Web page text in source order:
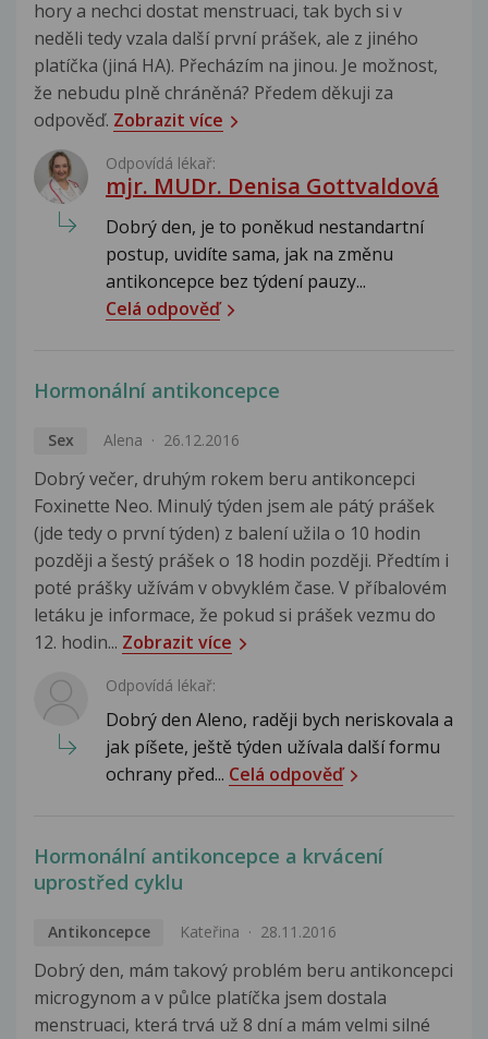
hory a nechci dostat menstruaci, tak bych si v
neděli tedy vzala další první prášek, ale z jiného
platíčka (jiná HA). Přecházím na jinou. Je možnost,
že nebudu plně chráněná? Předem děkuji za
odpověď. Zobrazit více
Odpovídá lékař:
mjr. MUDr. Denisa Gottvaldová
Dobrý den, je to poněkud nestandartní
postup, uvidíte sama, jak na změnu
antikoncepce bez týdení pauzy...
Celá odpověď
Hormonální antikoncepce
Sex Alena 26.12.2016
Dobrý večer, druhým rokem beru antikoncepci
Foxinette Neo. Minulý týden jsem ale pátý prášek
(jde tedy o první týden) z balení užila o 10 hodin
později a šestý prášek o 18 hodin později. Předtím i
poté prášky užívám v obvyklém čase. V příbalovém
letáku je informace, že pokud si prášek vezmu do
12. hodin... Zobrazit více
Odpovídá lékař:
Dobrý den Aleno, raději bych neriskovala a
jak píšete, ještě týden užívala další formu
ochrany před... Celá odpověď
Hormonální antikoncepce a krvácení
uprostřed cyklu
Antikoncepce Kateřina 28.11.2016
Dobrý den, mám takový problém beru antikoncepci
microgynom a v půlce platíčka jsem dostala
menstruaci, která trvá už 8 dní a mám velmi silné